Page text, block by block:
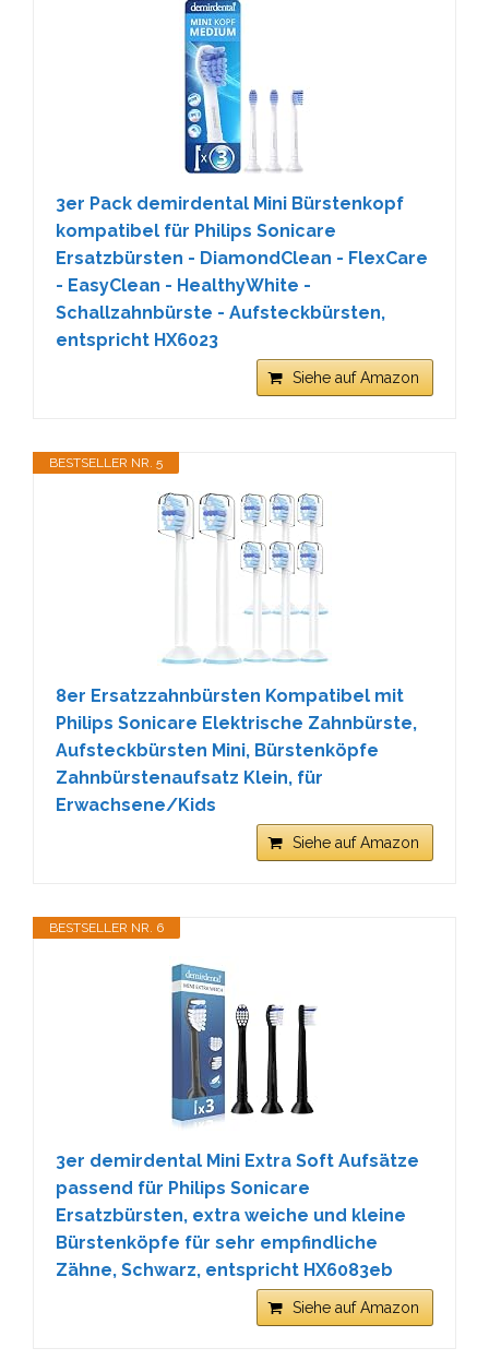
3er Pack demirdental Mini Bürstenkopf
kompatibel für Philips Sonicare
Ersatzbürsten - DiamondClean - FlexCare
- EasyClean - HealthyWhite -
Schallzahnbürste - Aufsteckbürsten,
entspricht HX6023
Siehe auf Amazon
BESTSELLER NR. 5
8er Ersatzzahnbürsten Kompatibel mit
Philips Sonicare Elektrische Zahnbürste,
Aufsteckbürsten Mini, Bürstenköpfe
Zahnbürstenaufsatz Klein, für
Erwachsene/Kids
Siehe auf Amazon
BESTSELLER NR. 6
3er demirdental Mini Extra Soft Aufsätze
passend für Philips Sonicare
Ersatzbürsten, extra weiche und kleine
Bürstenköpfe für sehr empfindliche
Zähne, Schwarz, entspricht HX6083eb
Siehe auf Amazon